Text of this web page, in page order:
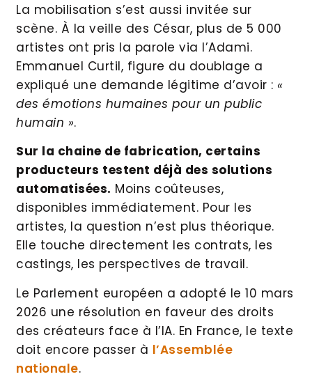
La mobilisation s’est aussi invitée sur
scène. À la veille des César, plus de 5 000
artistes ont pris la parole via l’Adami.
Emmanuel Curtil, figure du doublage a
expliqué une demande légitime d’avoir : «
des émotions humaines pour un public
humain ».
Sur la chaine de fabrication, certains
producteurs testent déjà des solutions
automatisées. Moins coûteuses,
disponibles immédiatement. Pour les
artistes, la question n’est plus théorique.
Elle touche directement les contrats, les
castings, les perspectives de travail.
Le Parlement européen a adopté le 10 mars
2026 une résolution en faveur des droits
des créateurs face à l’IA. En France, le texte
doit encore passer à l’Assemblée
nationale.